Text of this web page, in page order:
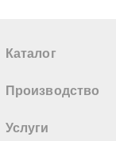
Каталог
Производство
Услуги